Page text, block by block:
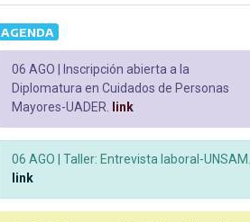
AGENDA
06 AGO |
Inscripción abierta a la
Diplomatura en Cuidados de Personas
Mayores-UADER.
link
06 AGO |
Taller: Entrevista laboral-UNSAM.
link